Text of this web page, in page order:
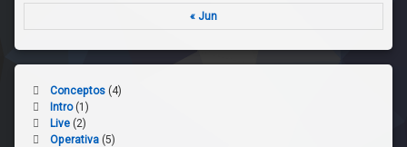
« Jun
Conceptos(4)
Intro(1)
Live(2)
Operativa(5)